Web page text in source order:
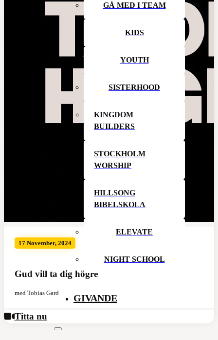
GÅ MED I TEAM
KIDS
YOUTH
SISTERHOOD
KINGDOM
BUILDERS
STOCKHOLM
WORSHIP
HILLSONG
BIBELSKOLA
ELEVATE
NIGHT SCHOOL
GIVANDE
17 November, 2024
Gud vill ta dig högre
med Tobias Gard
Titta nu